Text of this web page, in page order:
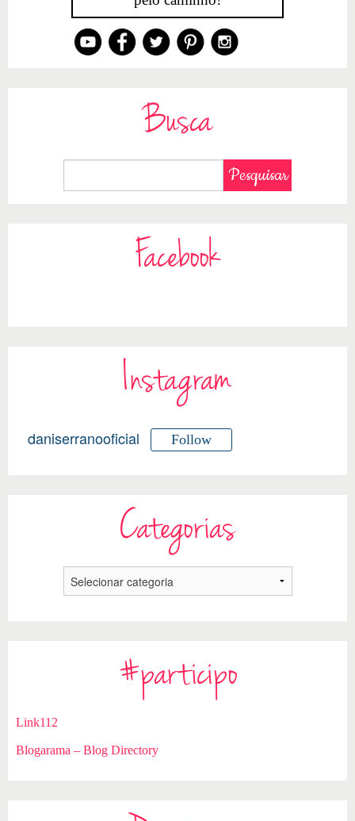
Busca
Facebook
Instagram
daniserranooficial Follow
Categorias
#participo
Link112
Blogarama – Blog Directory